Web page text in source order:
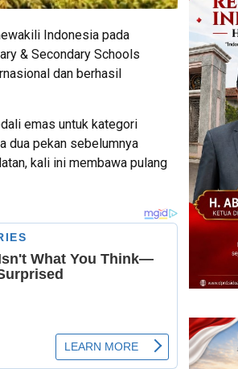
Indonesia pada
& Secondary Schools
dan berhasil
emas untuk kategori
dua pekan sebelumnya
kali ini membawa pulang